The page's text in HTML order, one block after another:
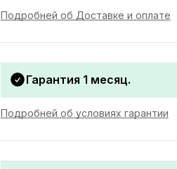
Подробней об Доставке и оплате
Гарантия 1 месяц.
Подробней об условиях гарантии